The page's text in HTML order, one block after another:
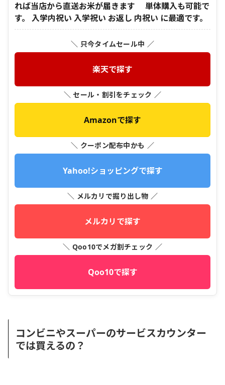
れば当店から直送お米が届きます 単体購入も可能で
す。 入学内祝い 入学祝い お返し 内祝い に最適です。
＼ 只今タイムセール中 ／
楽天で探す
＼ セール・割引をチェック ／
Amazonで探す
＼ クーポン配布中かも ／
Yahoo!ショッピングで探す
＼ メルカリで掘り出し物 ／
メルカリで探す
＼ Qoo10でメガ割チェック ／
Qoo10で探す
コンビニやスーパーのサービスカウンター
では買えるの？